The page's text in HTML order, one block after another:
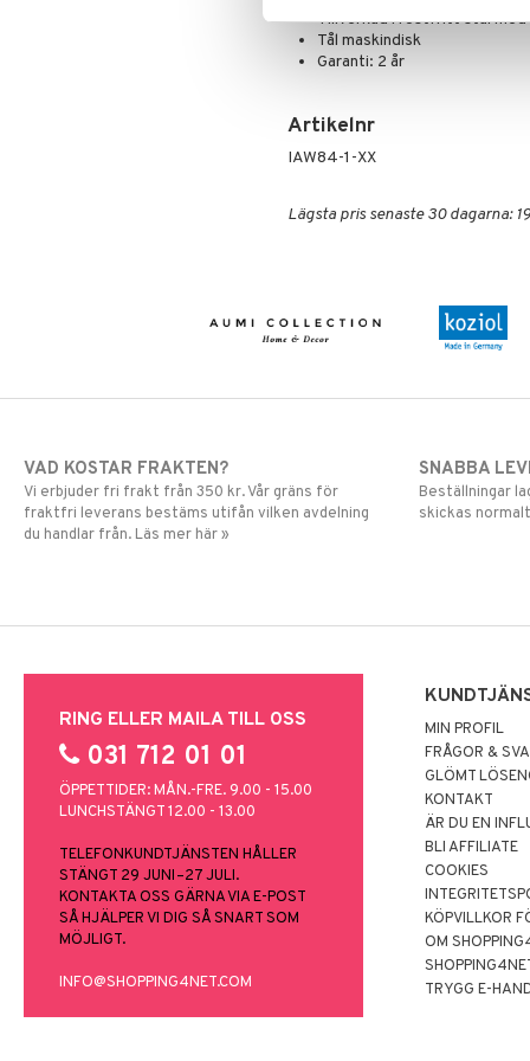
Tillverkad i rostfritt stål
Tål maskindisk
Garanti: 2 år
Artikelnr
IAW84-1-XX
Lägsta pris senaste 30 dagarna:
VAD KOSTAR FRAKTEN?
Vi erbjuder fri frakt från 350 kr. Vår gräns för
fraktfri leverans bestäms utifån vilken avdelning
du handlar från. Läs mer här »
SNABBA
Beställningar
skickas
RING ELLER MAILA TILL OSS
031 712 01 01
ÖPPETTIDER: MÅN.-FRE. 9.00 - 15.00
LUNCHSTÄNGT 12.00 - 13.00
TELEFONKUNDTJÄNSTEN HÅLLER
STÄNGT 29 JUNI–27 JULI.
KONTAKTA OSS GÄRNA VIA E-POST
SÅ HJÄLPER VI DIG SÅ SNART SOM
MÖJLIGT.
INFO@SHOPPING4NET.COM
MIN PROFIL
FRÅGOR &
GLÖMT
KONTAKT
ÄR DU EN
BLI AFFILIATE
COOKIES
KÖPVILLKOR
OM
TRYGG E-